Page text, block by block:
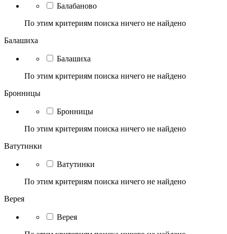
Балабаново
По этим критериям поиска ничего не найдено
Балашиха
Балашиха
По этим критериям поиска ничего не найдено
Бронницы
Бронницы
По этим критериям поиска ничего не найдено
Ватутинки
Ватутинки
По этим критериям поиска ничего не найдено
Верея
Верея